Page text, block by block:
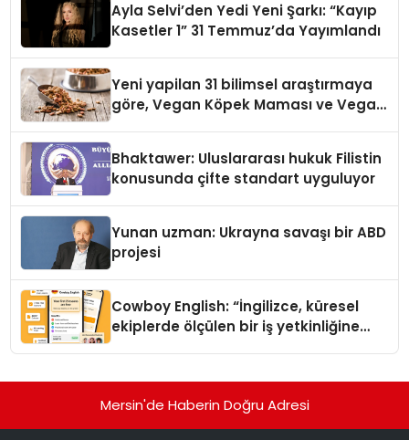
Ayla Selvi’den Yedi Yeni Şarkı: “Kayıp
Kasetler 1” 31 Temmuz’da Yayımlandı
Yeni yapilan 31 bilimsel araştırmaya
göre, Vegan Köpek Maması ve Vegan
Bhaktawer: Uluslararası hukuk Filistin
konusunda çifte standart uyguluyor
Yunan uzman: Ukrayna savaşı bir ABD
projesi
Cowboy English: “İngilizce, küresel
ekiplerde ölçülen bir iş yetkinliğine
Mersin'de Haberin Doğru Adresi